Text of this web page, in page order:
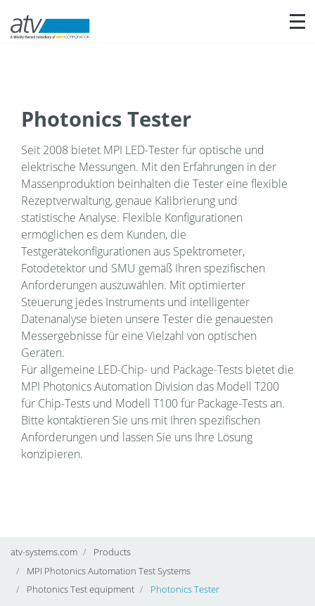
Photonics Tester
Seit 2008 bietet MPI LED-Tester für optische und
elektrische Messungen. Mit den Erfahrungen in der
Massenproduktion beinhalten die Tester eine flexible
Rezeptverwaltung, genaue Kalibrierung und
statistische Analyse. Flexible Konfigurationen
ermöglichen es dem Kunden, die
Testgerätekonfigurationen aus Spektrometer,
Fotodetektor und SMU gemäß Ihren spezifischen
Anforderungen auszuwählen. Mit optimierter
Steuerung jedes Instruments und intelligenter
Datenanalyse bieten unsere Tester die genauesten
Messergebnisse für eine Vielzahl von optischen
Geräten.
Für allgemeine LED-Chip- und Package-Tests bietet die
MPI Photonics Automation Division das Modell T200
für Chip-Tests und Modell T100 für Package-Tests an.
Bitte kontaktieren Sie uns mit Ihren spezifischen
Anforderungen und lassen Sie uns Ihre Lösung
konzipieren.
atv-systems.com
Products
MPI Photonics Automation Test Systems
Photonics Test equipment
Photonics Tester